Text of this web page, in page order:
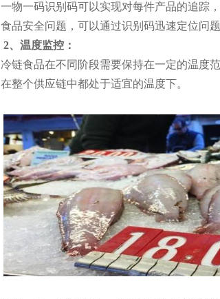
一物一码识别码可以实现对每件产品的追踪
食品安全问题，可以通过识别码迅速定位问
2、温度监控：
冷链食品在不同阶段需要保持在一定的温度
在整个供应链中都处于适宜的温度下。